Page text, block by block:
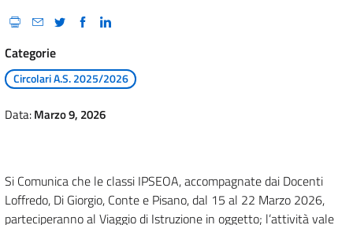
Categorie
Circolari A.S. 2025/2026
Data:Marzo 9, 2026
Si Comunica che le classi IPSEOA, accompagnate dai Docenti
Loffredo, Di Giorgio, Conte e Pisano, dal 15 al 22 Marzo 2026,
parteciperanno al Viaggio di Istruzione in oggetto; l’attività vale